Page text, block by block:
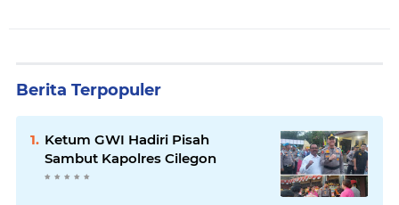
Berita Terpopuler
Ketum GWI Hadiri Pisah
Sambut Kapolres Cilegon